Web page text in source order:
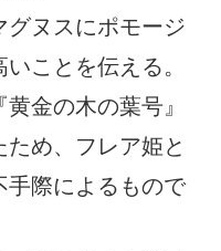
グヌスにポモージ
ことを伝える。
金の木の葉号』
め、フレア姫と
手際によるもので